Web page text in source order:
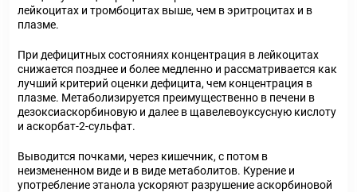
лейкоцитах и тромбоцитах выше, чем в эритроцитах и в
плазме.
При дефицитных состояниях концентрация в лейкоцитах
снижается позднее и более медленно и рассматривается как
лучший критерий оценки дефицита, чем концентрация в
плазме. Метаболизируется преимущественно в печени в
дезоксиаскорбиновую и далее в щавелевоуксусную кислоту
и аскорбат-2-сульфат.
Выводится почками, через кишечник, с потом в
неизмененном виде и в виде метаболитов. Курение и
употребление этанола ускоряют разрушение аскорбиновой